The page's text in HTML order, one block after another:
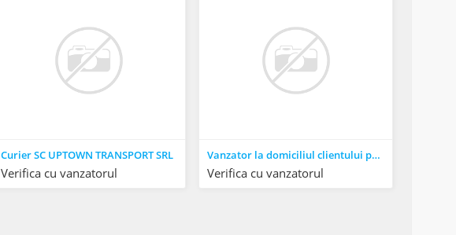
Curier SC UPTOWN TRANSPORT SRL
Verifica cu vanzatorul
Vanzator la domiciliul clientului pe baza de comanda
Verifica cu vanzatorul